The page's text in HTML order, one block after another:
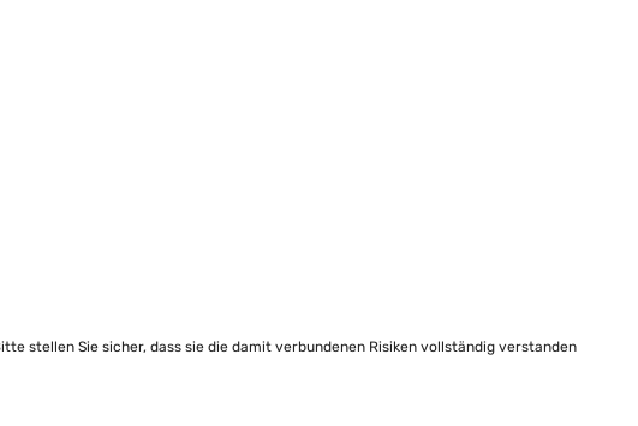
stellen Sie sicher, dass sie die damit verbundenen Risiken vollständig verstanden